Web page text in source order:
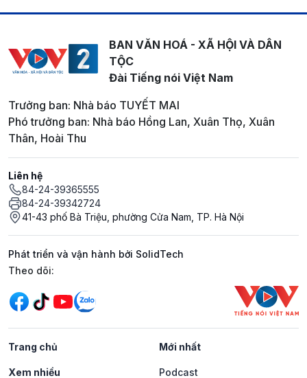
BAN VĂN HOÁ - XÃ HỘI VÀ DÂN
TỘC
Đài Tiếng nói Việt Nam
Trưởng ban: Nhà báo TUYẾT MAI
Phó trưởng ban: Nhà báo Hồng Lan, Xuân Thọ, Xuân
Thân, Hoài Thu
Liên hệ
84-24-39365555
84-24-39342724
41-43 phố Bà Triệu, phường Cửa Nam, TP. Hà Nội
Phát triển và vận hành bởi SolidTech
Mạng xã hội
Theo dõi:
Trang chủ Mới nhất
Xem nhiều Podcast